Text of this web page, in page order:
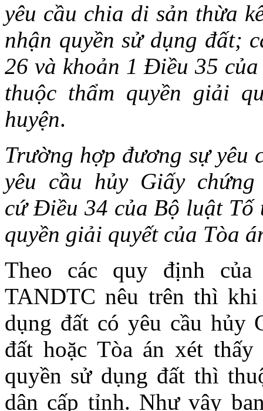
yêu cầu chia di sản thừa
nhận quyền sử dụng đất;
26 và khoản 1 Điều 35
thuộc thẩm quyền giải
huyện.
Trường hợp đương sự yêu
yêu cầu hủy Giấy
cứĐiều 34 của Bộ luật Tố
quyền giải quyết của Tòa
Theo các quy định
TANDTC nêu trên thì
dụng đất có yêu cầu hủy
đất hoặc Tòa án xét
quyền sử dụng đất thì
dân cấp tỉnh. Như vậy